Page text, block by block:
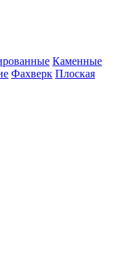
Каменные
Фахверк Плоская